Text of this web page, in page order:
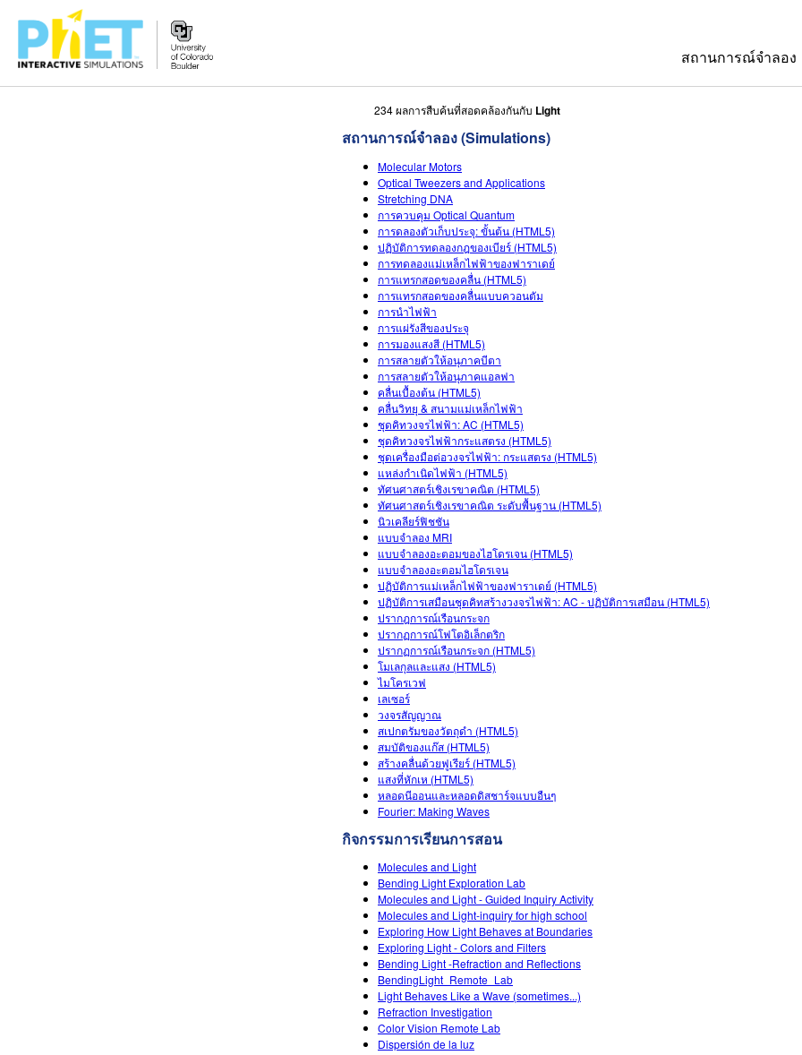
สถานการณ์จำลอง
234 ผลการสืบค้นที่สอดคล้องกันกับ Light
สถานการณ์จำลอง (Simulations)
Molecular Motors
Optical Tweezers and Applications
Stretching DNA
การควบคุม Optical Quantum
การดลองตัวเก็บประจุ: ขั้นต้น (HTML5)
ปฏิบัติการทดลองกฎของเบียร์ (HTML5)
การทดลองแม่เหล็กไฟฟ้าของฟาราเดย์
การแทรกสอดของคลื่น (HTML5)
การแทรกสอดของคลื่นแบบควอนตัม
การนำไฟฟ้า
การแผ่รังสีของประจุ
การมองแสงสี (HTML5)
การสลายตัวให้อนุภาคบีตา
การสลายตัวให้อนุภาคแอลฟา
คลื่นเบื้องต้น (HTML5)
คลื่นวิทยุ & สนามแม่เหล็กไฟฟ้า
ชุดคิทวงจรไฟฟ้า: AC (HTML5)
ชุดคิทวงจรไฟฟ้ากระแสตรง (HTML5)
ชุดเครื่องมือต่อวงจรไฟฟ้า: กระแสตรง (HTML5)
แหล่งกำเนิดไฟฟ้า (HTML5)
ทัศนศาสตร์เชิงเรขาคณิต (HTML5)
ทัศนศาสตร์เชิงเรขาคณิต ระดับพื้นฐาน (HTML5)
นิวเคลียร์ฟิชชัน
แบบจำลอง MRI
แบบจำลองอะตอมของไฮโดรเจน (HTML5)
แบบจำลองอะตอมไฮโดรเจน
ปฏิบัติการแม่เหล็กไฟฟ้าของฟาราเดย์ (HTML5)
ปฏิบัติการเสมือนชุดคิทสร้างวงจรไฟฟ้า: AC - ปฏิบัติการเสมือน (HTML5)
ปรากฎการณ์เรือนกระจก
ปรากฏการณ์โฟโตอิเล็กตริก
ปรากฏการณ์เรือนกระจก (HTML5)
โมเลกุลและแสง (HTML5)
ไมโครเวฟ
เลเซอร์
วงจรสัญญาณ
สเปกตรัมของวัตถุดำ (HTML5)
สมบัติของแก๊ส (HTML5)
สร้างคลื่นด้วยฟูเรียร์ (HTML5)
แสงที่หักเห (HTML5)
หลอดนีออนและหลอดดิสชาร์จแบบอืนๆ
Fourier: Making Waves
กิจกรรมการเรียนการสอน
Molecules and Light
Bending Light Exploration Lab
Molecules and Light - Guided Inquiry Activity
Molecules and Light-inquiry for high school
Exploring How Light Behaves at Boundaries
Exploring Light - Colors and Filters
Bending Light -Refraction and Reflections
BendingLight_Remote_Lab
Light Behaves Like a Wave (sometimes...)
Refraction Investigation
Color Vision Remote Lab
Dispersión de la luz